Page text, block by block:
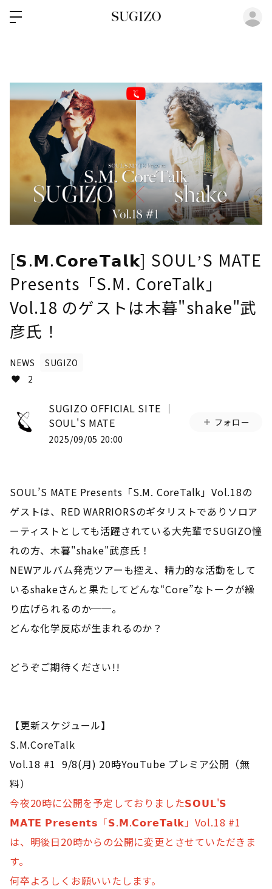
[𝗦.𝗠.𝗖𝗼𝗿𝗲𝗧𝗮𝗹𝗸] SOULʼS MATE
Presents「S.M. CoreTalk」
Vol.18 のゲストは木暮"shake"武
彦氏！
NEWS
SUGIZO
2
SUGIZO OFFICIAL SITE │
SOUL'S MATE
2025/09/05 20:00
フォロー
SOUL’S MATE Presents 「S.M. CoreTalk」Vol.18の
ゲストは、 RED WARRIORSのギタリストでありソロア
ーティストとしても活躍されている大先輩でSUGIZO憧
れの方、木暮"shake"武彦氏！
NEWアルバム発売ツアーも控え、精力的な活動をして
いるshakeさんと果たしてどんな“Core”なトークが繰
り広げられるのか──。
どんな化学反応が生まれるのか？
どうぞご期待ください!!
【更新スケジュール】
S.M.CoreTalk
Vol.18 #1 9/8(月) 20時YouTube プレミア公開（無
料）
今夜20時に公開を予定しておりました𝗦𝗢𝗨𝗟'𝗦
𝗠𝗔𝗧𝗘 𝗣𝗿𝗲𝘀𝗲𝗻𝘁𝘀「𝗦.𝗠.𝗖𝗼𝗿𝗲𝗧𝗮𝗹𝗸」Vol.18 #1
は、明後日20時からの公開に変更とさせていただきま
す。
何卒よろしくお願いいたします。